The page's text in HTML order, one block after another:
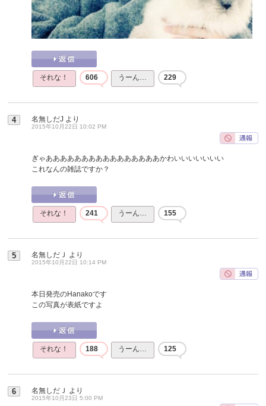
それな！ 606 うーん… 229
4 名無しだJ より
2015年10月22日 10:02 PM
ぎゃああああああああああああああああかわいいいいいいい
これなんの雑誌ですか？
それな！ 241 うーん… 155
5 名無しだＪ より
2015年10月22日 10:14 PM
本日発売のHanakoです
この写真が表紙ですよ
それな！ 188 うーん… 125
6 名無しだＪ より
2015年10月23日 5:00 PM